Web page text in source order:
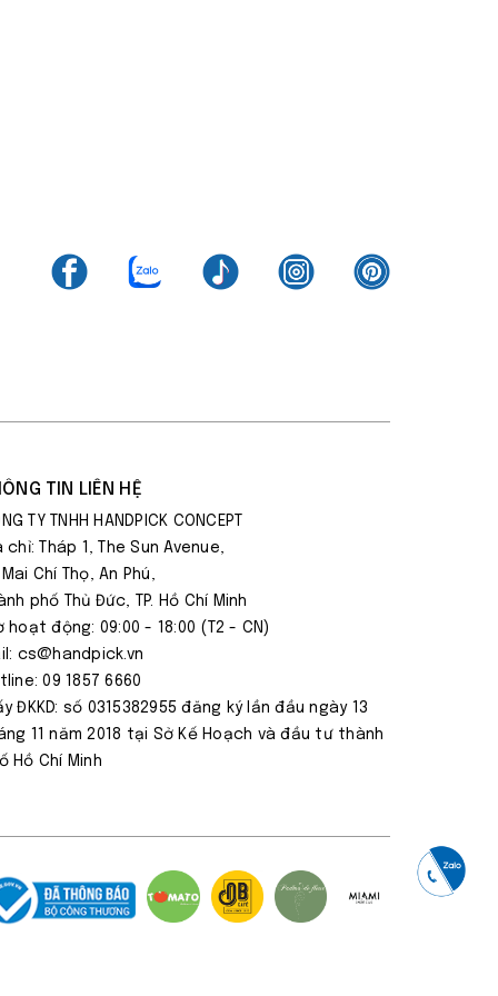
TIN LIÊN HỆ
TY TNHH HANDPICK CONCEPT
chỉ: Tháp 1, The Sun Avenue,
Chí Thọ, An Phú,
phố Thủ Đức, TP. Hồ Chí Minh
hoạt động: 09:00 - 18:00 (T2 - CN)
cs@handpick.vn
09 1857 6660
ĐKKD: số 0315382955 đăng ký lần đầu ngày 13
11 năm 2018 tại Sở Kế Hoạch và đầu tư thành
Hồ Chí Minh